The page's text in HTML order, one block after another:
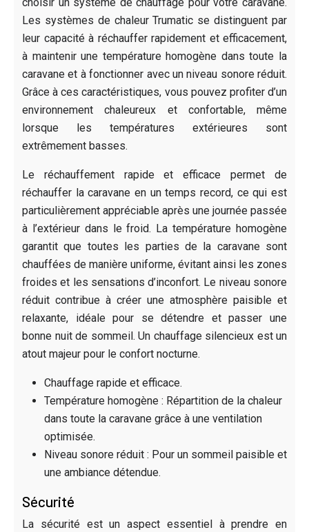
Les systèmes de chaleur Trumatic se distinguent par
leur capacité à réchauffer rapidement et efficacement,
à maintenir une température homogène dans toute la
caravane et à fonctionner avec un niveau sonore réduit.
Grâce à ces caractéristiques, vous pouvez profiter d’un
environnement chaleureux et confortable, même
lorsque les températures extérieures sont
extrêmement basses.
Le réchauffement rapide et efficace permet de
réchauffer la caravane en un temps record, ce qui est
particulièrement appréciable après une journée passée
à l’extérieur dans le froid. La température homogène
garantit que toutes les parties de la caravane sont
chauffées de manière uniforme, évitant ainsi les zones
froides et les sensations d’inconfort. Le niveau sonore
réduit contribue à créer une atmosphère paisible et
relaxante, idéale pour se détendre et passer une
bonne nuit de sommeil. Un chauffage silencieux est un
atout majeur pour le confort nocturne.
Chauffage rapide et efficace.
Température homogène : Répartition de la chaleur
dans toute la caravane grâce à une ventilation
optimisée.
Niveau sonore réduit : Pour un sommeil paisible et
une ambiance détendue.
Sécurité
La sécurité est un aspect essentiel à prendre en